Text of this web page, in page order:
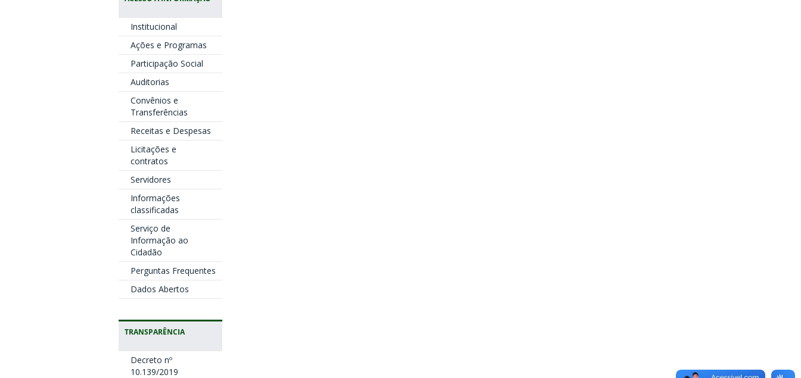
Institucional
Ações e Programas
Participação Social
Auditorias
Convênios e
Transferências
Receitas e Despesas
Licitações e
contratos
Servidores
Informações
classificadas
Serviço de
Informação ao
Cidadão
Perguntas Frequentes
Dados Abertos
TRANSPARÊNCIA
Decreto nº
10.139/2019